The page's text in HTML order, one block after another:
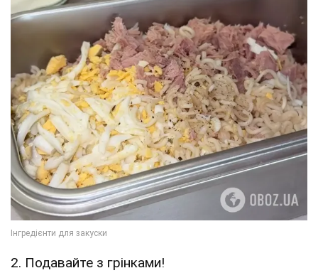
2. Подавайте з грінками!